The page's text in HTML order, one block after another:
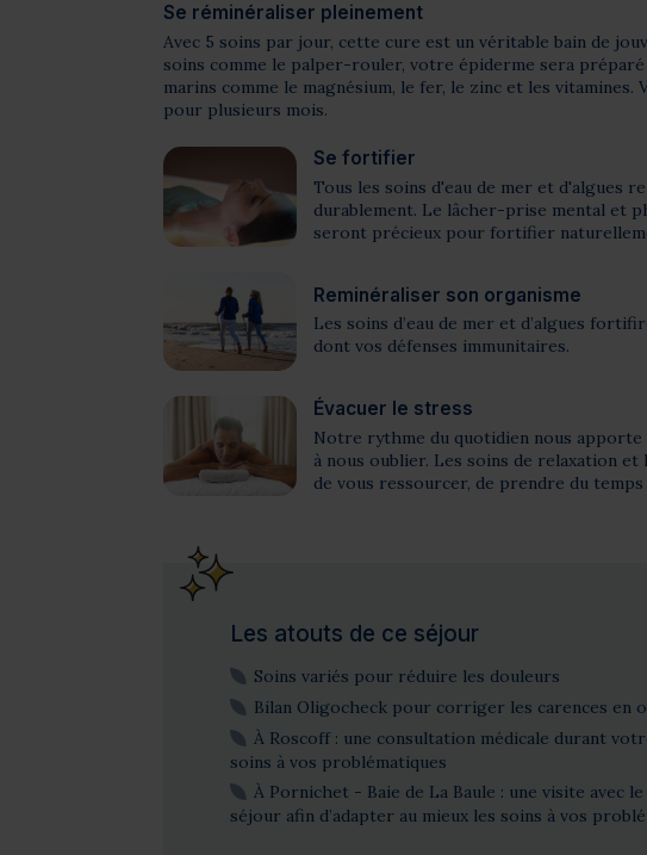
Se réminéraliser pleinement
Avec 5 soins par jour, cette cure est un véritable bain de
soins comme le palper-rouler, votre épiderme sera
marins comme le magnésium, le fer, le zinc et les
pour plusieurs mois.
Se fortifier
Tous les soins d'eau de mer et d'algues
durablement. Le lâcher-prise mental et
seront précieux pour fortifier
Reminéraliser son organisme
Les soins d’eau de mer et d’algues
dont vos défenses immunitaires.
Évacuer le stress
Notre rythme du quotidien nous
à nous oublier. Les soins de relaxation
de vous ressourcer, de prendre du
Les atouts de ce séjour
Soins variés pour réduire les douleurs
Bilan Oligocheck pour corriger les carences en
À Roscoff : une consultation médicale durant
soins à vos problématiques
À Pornichet - Baie de La Baule : une visite avec
séjour afin d’adapter au mieux les soins à vos